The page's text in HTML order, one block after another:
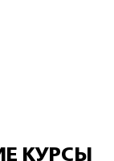
КУРСЫ